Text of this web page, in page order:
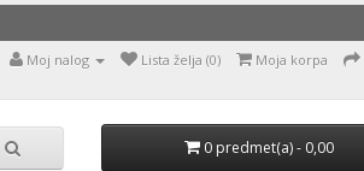
Moj nalog Lista želja (0) Moja korpa
0 predmet(a) - 0,00